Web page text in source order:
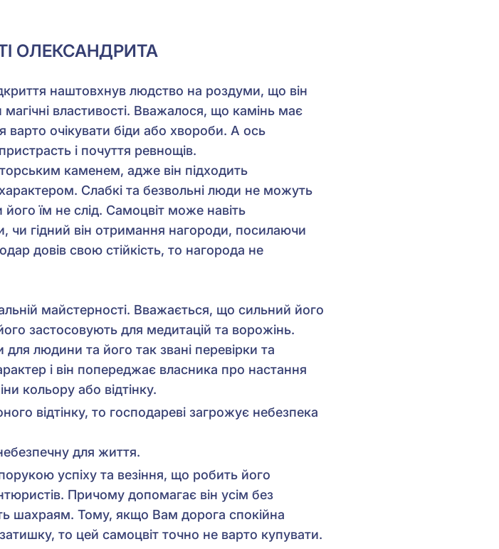
ОЛЕКСАНДРИТА
наштовхнув людство на роздуми, що він
властивості. Вважалося, що камінь має
варто очікувати біди або хвороби. А ось
і почуття ревнощів.
каменем, адже він підходить
Слабкі та безвольні люди не можуть
їм не слід. Самоцвіт може навіть
гідний він отримання нагороди, посилаючи
довів свою стійкість, то нагорода не
майстерності. Вважається, що сильний його
застосовують для медитацій та ворожінь.
людини та його так звані перевірки та
і він попереджає власника про настання
кольору або відтінку.
відтінку, то господареві загрожує небезпека
для життя.
успіху та везіння, що робить його
Причому допомагає він усім без
шахраям. Тому, якщо Вам дорога спокійна
то цей самоцвіт точно не варто купувати.